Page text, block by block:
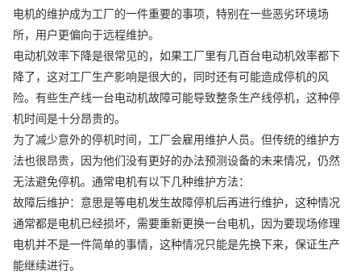
电机的维护成为工厂的一件重要的事项，特别在一些恶劣环境场
所，用户更偏向于远程维护。
电动机效率下降是很常见的，如果工厂里有几百台电动机效率都下
降了，这对工厂生产影响是很大的，同时还有可能造成停机的风
险。有些生产线一台电动机故障可能导致整条生产线停机，这种停
机时间是十分昂贵的。
为了减少意外的停机时间，工厂会雇用维护人员。但传统的维护方
法也很昂贵，因为他们没有更好的办法预测设备的未来情况，仍然
无法避免停机。通常电机有以下几种维护方法：
故障后维护：意思是等电机发生故障停机后再进行维护，这种情况
通常都是电机已经损坏，需要重新更换一台电机，因为要现场修理
电机并不是一件简单的事情，这种情况只能是先换下来，保证生产
能继续进行。